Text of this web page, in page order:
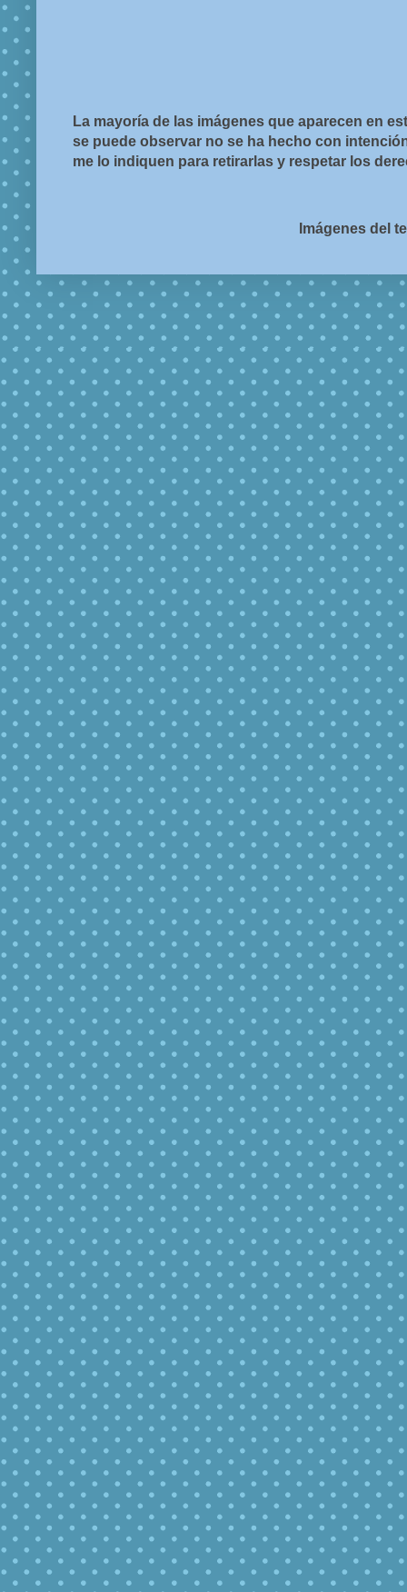
La mayoría de las imágenes que aparecen en
se puede observar no se ha hecho con
me lo indiquen para retirarlas y respetar los
Imágenes del